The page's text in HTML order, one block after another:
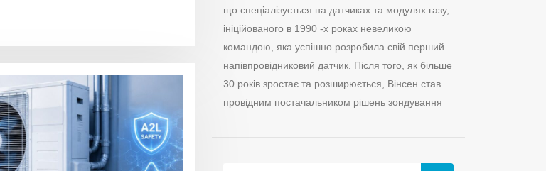
що спеціалізується на датчиках та модулях газу,
ініційованого в 1990 -х роках невеликою
командою, яка успішно розробила свій перший
напівпровідниковий датчик. Після того, як більше
30 років зростає та розширюється, Вінсен став
провідним постачальником рішень зондування